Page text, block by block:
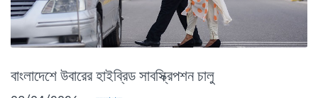
বাংলাদেশে উবারের হাইব্রিড সাবস্ক্রিপশন চালু